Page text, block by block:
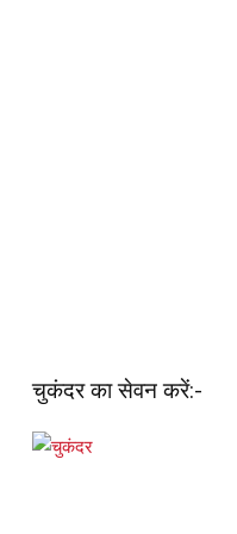
चुकंदर का सेवन करें:-